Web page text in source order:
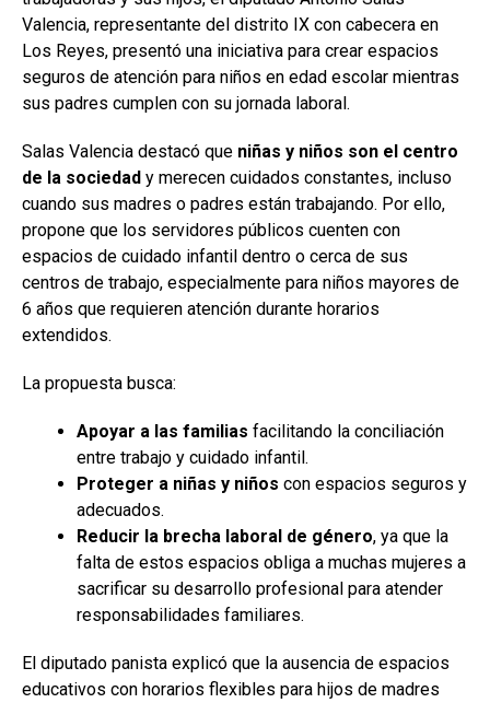
Valencia, representante del distrito IX con cabecera en
Los Reyes, presentó una iniciativa para crear espacios
seguros de atención para niños en edad escolar mientras
sus padres cumplen con su jornada laboral.
Salas Valencia destacó que niñas y niños son el centro
de la sociedad y merecen cuidados constantes, incluso
cuando sus madres o padres están trabajando. Por ello,
propone que los servidores públicos cuenten con
espacios de cuidado infantil dentro o cerca de sus
centros de trabajo, especialmente para niños mayores de
6 años que requieren atención durante horarios
extendidos.
La propuesta busca:
Apoyar a las familias facilitando la conciliación
entre trabajo y cuidado infantil.
Proteger a niñas y niños con espacios seguros y
adecuados.
Reducir la brecha laboral de género, ya que la
falta de estos espacios obliga a muchas mujeres a
sacrificar su desarrollo profesional para atender
responsabilidades familiares.
El diputado panista explicó que la ausencia de espacios
educativos con horarios flexibles para hijos de madres